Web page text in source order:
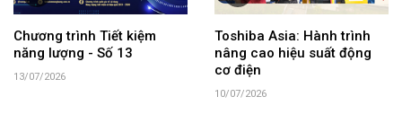
Chương trình Tiết kiệm
năng lượng - Số 13
13/07/2026
Toshiba Asia: Hành trình
nâng cao hiệu suất động
cơ điện
10/07/2026